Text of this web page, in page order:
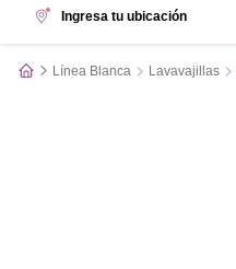
Ingresa tu ubicación
Línea Blanca Lavavajillas